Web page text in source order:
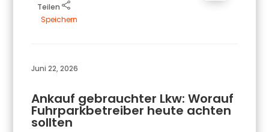
Teilen
Speichern
Juni 22, 2026
Ankauf gebrauchter Lkw: Worauf
Fuhrparkbetreiber heute achten
sollten